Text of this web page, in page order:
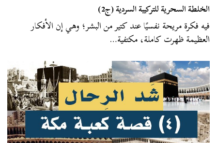
الخلطة السحرية للتركيبة السردية (ج2)
فيه فكرة مريحة نفسيًا عند كتير من البشر؛ وهي إن الأفكار
العظيمة ظهرت كاملة، مكتفية…